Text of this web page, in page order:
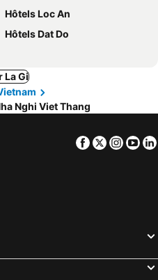
Hôtels Loc An
Hôtels Dat Do
La Gi
Nghi Viet Thang
Facebook
Twitter